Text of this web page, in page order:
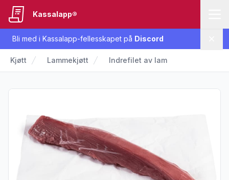
Bli med i Kassalapp-fellesskapet på Discord
Kassalapp®
Kjøtt Lammekjøtt Indrefilet av lam